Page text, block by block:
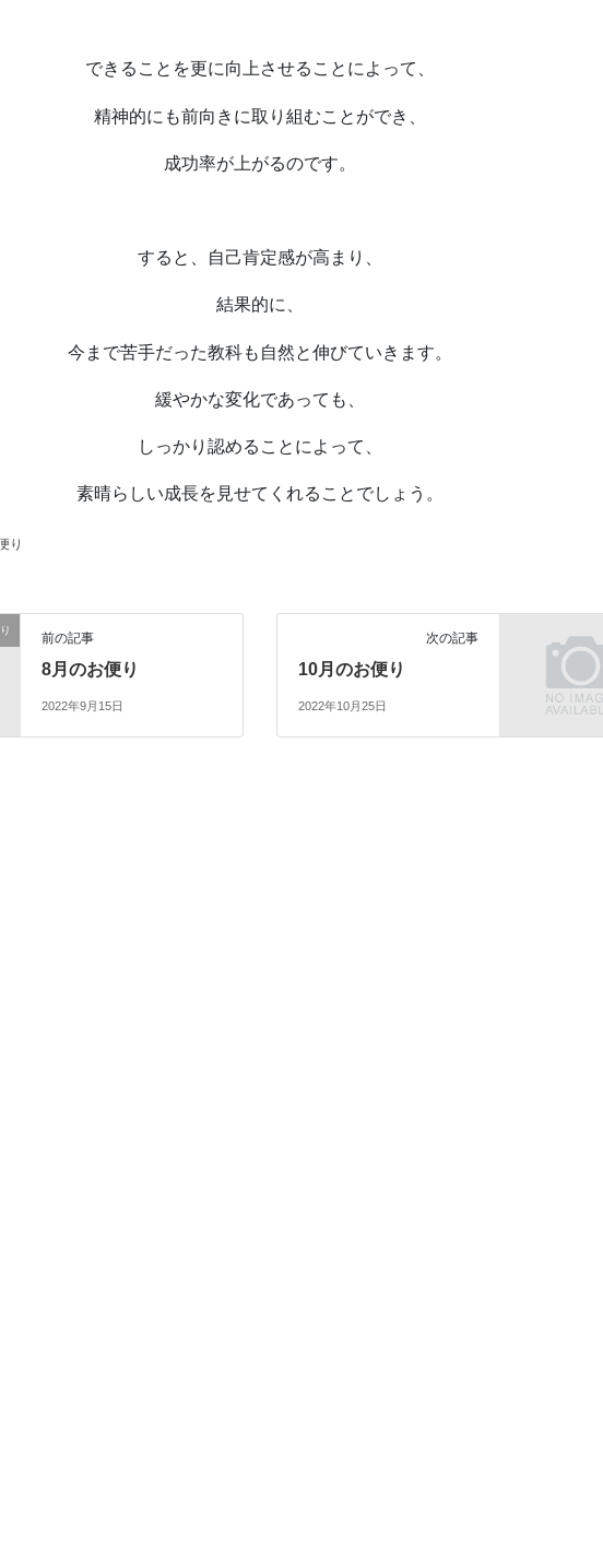
できることを更に向上させることによって、
精神的にも前向きに取り組むことができ、
成功率が上がるのです。
すると、自己肯定感が高まり、
結果的に、
今まで苦手だった教科も自然と伸びていきます。
緩やかな変化であっても、
しっかり認めることによって、
素晴らしい成長を見せてくれることでしょう。
り
前の記事
8月のお便り
2022年9月15日
次の記事
10月のお便り
2022年10月25日